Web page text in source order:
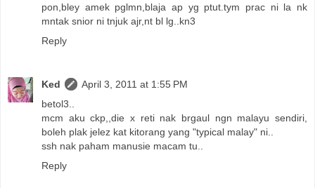
pon,bley amek pglmn,blaja ap yg ptut.tym prac ni la nk
mntak snior ni tnjuk ajr,nt bl lg..kn3
Reply
Ked
April 3, 2011 at 1:55 PM
betol3..
mcm aku ckp,,die x reti nak brgaul ngn malayu sendiri,
boleh plak jelez kat kitorang yang "typical malay" ni..
ssh nak paham manusie macam tu..
Reply